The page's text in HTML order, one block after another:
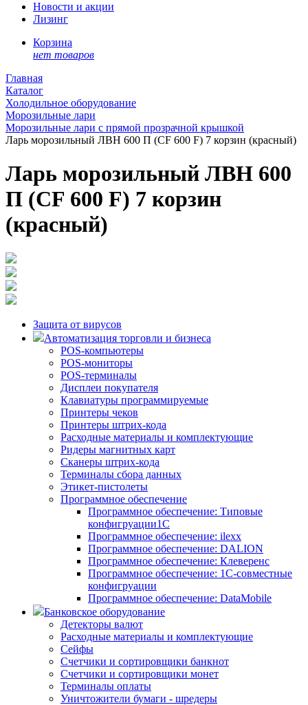
Новости и акции
Лизинг
Корзина
нет товаров
Главная
Каталог
Холодильное оборудование
Морозильные лари
Морозильные лари с прямой прозрачной крышкой
Ларь морозильный ЛВН 600 П (CF 600 F) 7 корзин (красный)
Ларь морозильный ЛВН 600
П (CF 600 F) 7 корзин
(красный)
Защита от вирусов
Автоматизация торговли и бизнеса
POS-компьютеры
POS-мониторы
POS-терминалы
Дисплеи покупателя
Клавиатуры программируемые
Принтеры чеков
Принтеры штрих-кода
Расходные материалы и комплектующие
Ридеры магнитных карт
Сканеры штрих-кода
Терминалы сбора данных
Этикет-пистолеты
Программное обеспечение
Программное обеспечение: Типовые
конфигруации1С
Программное обеспечение: ilexx
Программное обеспечение: DALION
Программное обеспечение: Клеверенс
Программное обеспечение: 1С-совместные
конфигруации
Программное обеспечение: DataMobile
Банковское оборудование
Детекторы валют
Расходные материалы и комплектующие
Сейфы
Счетчики и сортировщики банкнот
Счетчики и сортировщики монет
Терминалы оплаты
Уничтожители бумаги - шредеры